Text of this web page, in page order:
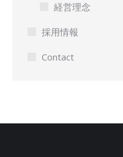
経営理念
採用情報
Contact